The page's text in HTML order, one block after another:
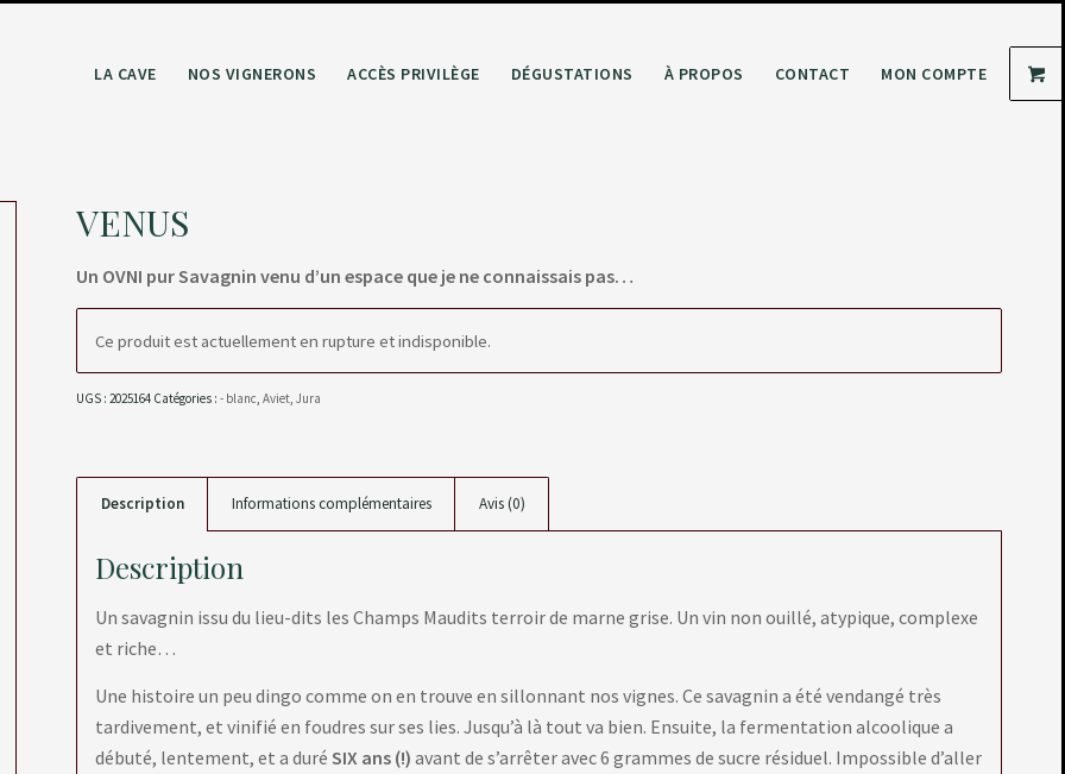
LA CAVE NOS VIGNERONS ACCÈS PRIVILÈGE DÉGUSTATIONS À PROPOS CONTACT MON COMPTE
VENUS
Un OVNI pur Savagnin venu d’un espace que je ne connaissais pas…
Ce produit est actuellement en rupture et indisponible.
UGS : 2025164 Catégories : - blanc Aviet, Jura
Description Informations complémentaires Avis (0)
Description
Un savagnin issu du lieu-dits les Champs Maudits terroir de marne grise. Un vin non ouillé, atypique, complexe
et riche…
Une histoire un peu dingo comme on en trouve en sillonnant nos vignes. Ce savagnin a été vendangé très
tardivement, et vinifié en foudres sur ses lies. Jusqu’à là tout va bien. Ensuite, la fermentation alcoolique a
débuté, lentement, et a duré SIX ans (!) avant de s’arrêter avec 6 grammes de sucre résiduel. Impossible d’aller